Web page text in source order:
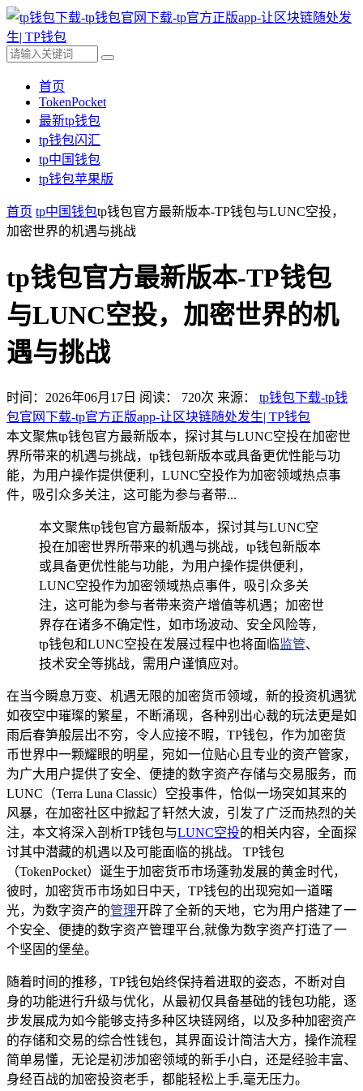
首页
TokenPocket
最新tp钱包
tp钱包闪汇
tp中国钱包
tp钱包苹果版
首页 tp中国钱包tp钱包官方最新版本-TP钱包与LUNC空投，
加密世界的机遇与挑战
tp钱包官方最新版本-TP钱包
与LUNC空投，加密世界的机
遇与挑战
时间：2026年06月17日 阅读： 720次 来源： tp钱包下载-tp钱
包官网下载-tp官方正版app-让区块链随处发生| TP钱包
本文聚焦tp钱包官方最新版本，探讨其与LUNC空投在加密世
界所带来的机遇与挑战，tp钱包新版本或具备更优性能与功
能，为用户操作提供便利，LUNC空投作为加密领域热点事
件，吸引众多关注，这可能为参与者带...
本文聚焦tp钱包官方最新版本，探讨其与LUNC空
投在加密世界所带来的机遇与挑战，tp钱包新版本
或具备更优性能与功能，为用户操作提供便利，
LUNC空投作为加密领域热点事件，吸引众多关
注，这可能为参与者带来资产增值等机遇；加密世
界存在诸多不确定性，如市场波动、安全风险等，
tp钱包和LUNC空投在发展过程中也将面临监管、
技术安全等挑战，需用户谨慎应对。
在当今瞬息万变、机遇无限的加密货币领域，新的投资机遇犹
如夜空中璀璨的繁星，不断涌现，各种别出心裁的玩法更是如
雨后春笋般层出不穷，令人应接不暇，TP钱包，作为加密货
币世界中一颗耀眼的明星，宛如一位贴心且专业的资产管家，
为广大用户提供了安全、便捷的数字资产存储与交易服务，而
LUNC（Terra Luna Classic）空投事件，恰似一场突如其来的
风暴，在加密社区中掀起了轩然大波，引发了广泛而热烈的关
注，本文将深入剖析TP钱包与LUNC空投的相关内容，全面探
讨其中潜藏的机遇以及可能面临的挑战。 TP钱包
（TokenPocket）诞生于加密货币市场蓬勃发展的黄金时代，
彼时，加密货币市场如日中天，TP钱包的出现宛如一道曙
光，为数字资产的管理开辟了全新的天地，它为用户搭建了一
个安全、便捷的数字资产管理平台,就像为数字资产打造了一
个坚固的堡垒。
随着时间的推移，TP钱包始终保持着进取的姿态，不断对自
身的功能进行升级与优化，从最初仅具备基础的钱包功能，逐
步发展成为如今能够支持多种区块链网络，以及多种加密资产
的存储和交易的综合性钱包，其界面设计简洁大方，操作流程
简单易懂，无论是初涉加密领域的新手小白，还是经验丰富、
身经百战的加密投资老手，都能轻松上手,毫无压力。